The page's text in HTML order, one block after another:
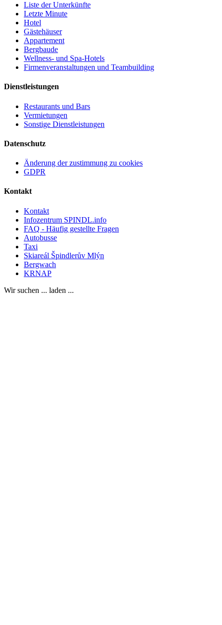
Liste der Unterkünfte
Letzte Minute
Hotel
Gästehäuser
Appartement
Bergbaude
Wellness- und Spa-Hotels
Firmenveranstaltungen und Teambuilding
Dienstleistungen
Restaurants und Bars
Vermietungen
Sonstige Dienstleistungen
Datenschutz
Änderung der zustimmung zu cookies
GDPR
Kontakt
Kontakt
Infozentrum SPINDL.info
FAQ - Häufig gestellte Fragen
Autobusse
Taxi
Skiareál Špindlerův Mlýn
Bergwach
KRNAP
Wir suchen ... laden ...